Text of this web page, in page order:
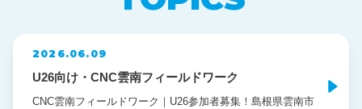
2026.06.09
U26向け・CNC雲南フィールドワーク
CNC雲南フィールドワーク｜U26参加者募集！島根県雲南市